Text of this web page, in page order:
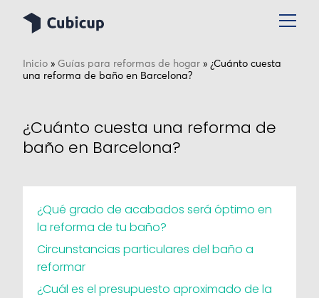
Inicio » Guías para reformas de hogar » ¿Cuánto cuesta
una reforma de baño en Barcelona?
¿Cuánto cuesta una reforma de
baño en Barcelona?
¿Qué grado de acabados será óptimo en
la reforma de tu baño?
Circunstancias particulares del baño a
reformar
¿Cuál es el presupuesto aproximado de la